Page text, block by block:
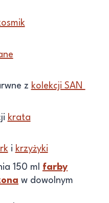
z kolekcji SAN
krata
i krzyżyki
150 ml farby
w dowolnym